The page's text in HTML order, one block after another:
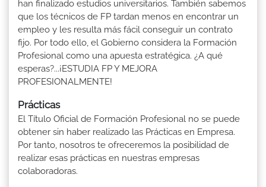
han finalizado estudios universitarios. También sabemos
que los técnicos de FP tardan menos en encontrar un
empleo y les resulta más fácil conseguir un contrato
fijo. Por todo ello, el Gobierno considera la Formación
Profesional como una apuesta estratégica. ¿A qué
esperas?...¡ESTUDIA FP Y MEJORA
PROFESIONALMENTE!
Prácticas
El Título Oficial de Formación Profesional no se puede
obtener sin haber realizado las Prácticas en Empresa.
Por tanto, nosotros te ofreceremos la posibilidad de
realizar esas prácticas en nuestras empresas
colaboradoras.